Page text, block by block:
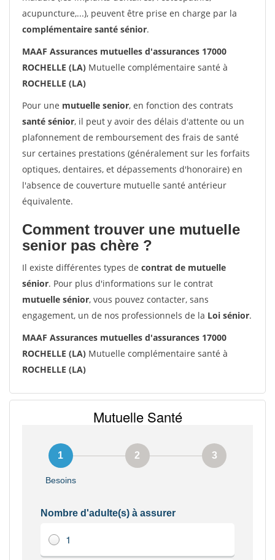
acupuncture,...), peuvent être prise en charge par la
complémentaire santé sénior.
MAAF Assurances mutuelles d'assurances 17000
ROCHELLE (LA) Mutuelle complémentaire santé à
ROCHELLE (LA)
Pour une mutuelle senior, en fonction des contrats
santé sénior, il peut y avoir des délais d'attente ou un
plafonnement de remboursement des frais de santé
sur certaines prestations (généralement sur les forfaits
optiques, dentaires, et dépassements d'honoraire) en
l'absence de couverture mutuelle santé antérieur
équivalente.
Comment trouver une mutuelle
senior pas chère ?
Il existe différentes types de contrat de mutuelle
sénior. Pour plus d'informations sur le contrat
mutuelle sénior, vous pouvez contacter, sans
engagement, un de nos professionnels de la Loi sénior.
MAAF Assurances mutuelles d'assurances 17000
ROCHELLE (LA) Mutuelle complémentaire santé à
ROCHELLE (LA)